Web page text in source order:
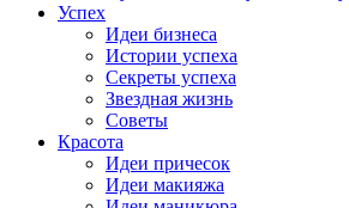
Успех
Идеи бизнеса
Истории успеха
Секреты успеха
Звездная жизнь
Советы
Красота
Идеи причесок
Идеи макияжа